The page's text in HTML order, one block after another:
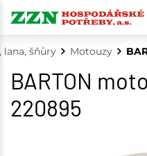
lana, šňůry Motouzy
BARTON
220895